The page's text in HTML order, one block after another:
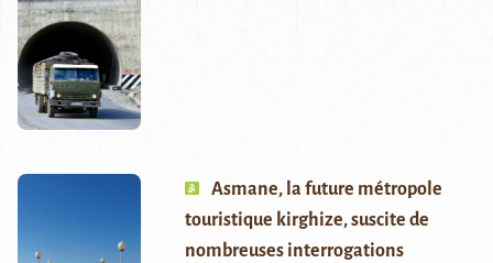
Asmane, la future métropole
touristique kirghize, suscite de
nombreuses interrogations